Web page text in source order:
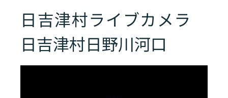
日吉津村ライブカメラ
日吉津村日野川河口